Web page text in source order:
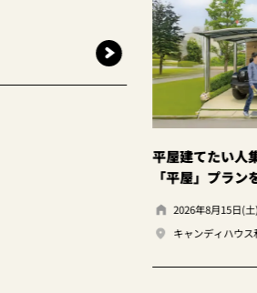
平屋建てたい人集合！ゆったり暮らして